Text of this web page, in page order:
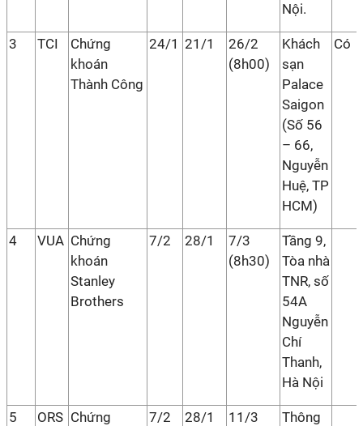
Nội.
3 TCI
Chứng
khoán
Thành Công
24/1 21/1
26/2
(8h00)
Khách
sạn
Palace
Saigon
(Số 56
– 66,
Nguyễn
Huệ, TP
HCM)
Có
4 VUA Chứng
khoán
Stanley
Brothers
7/2 28/1
7/3
(8h30)
Tầng 9,
Tòa nhà
TNR, số
54A
Nguyễn
Chí
Thanh,
Hà Nội
5 ORS Chứng
7/2 28/1 11/3
Thông